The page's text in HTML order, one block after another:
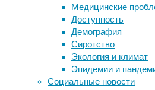
Медицинские
Доступность
Демография
Сиротство
Экология и климат
Эпидемии и
Социальные новости
будущем,
мере
изменения
климата
этот